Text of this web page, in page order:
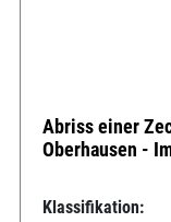
Abriss einer
Oberhausen -
Klassifikation: